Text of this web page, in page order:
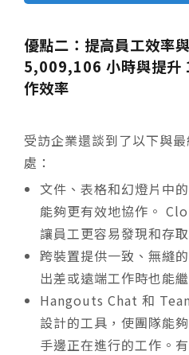
優點二：提高員工效率
5,009,106 小時與提
作效率
受訪企業還談到了以下與
處：
文件、表格和幻燈片中
能夠更有效地協作。
讓員工更容易發現和存
跨裝置提供一致、無縫
出差或遠端工作時也能
Hangouts Chat 和
設計的工具，使團隊能
手邊正在進行的工作。